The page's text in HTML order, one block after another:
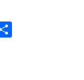
Share